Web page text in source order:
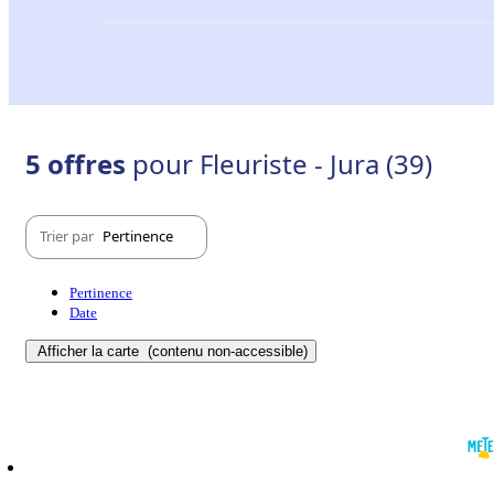
5 offres pour Fleuriste - Jura (39)
Trier par Pertinence
Pertinence
Date
Afficher la carte (contenu non-accessible)